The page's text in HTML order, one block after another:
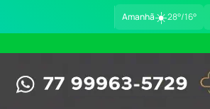
Amanhã☀️28°/16°